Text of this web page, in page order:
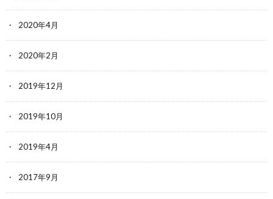
2020年4月
2020年2月
2019年12月
2019年10月
2019年4月
2017年9月